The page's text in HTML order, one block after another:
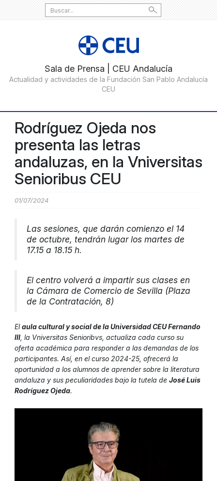
Search
for:
Rodríguez Ojeda nos
presenta las letras
andaluzas, en la Vniversitas
Senioribus CEU
01/07/2024
Las sesiones, que darán comienzo el 14
de octubre, tendrán lugar los martes de
17.15 a 18.15 h.
El centro volverá a impartir sus clases en
la Cámara de Comercio de Sevilla (Plaza
de la Contratación, 8)
Elaula cultural y social de la Universidad CEU Fernando
III , la Vniversitas Senioribvs, actualiza cada curso su
oferta académica para responder a las demandas de los
participantes. Así, en el curso 2024-25, ofrecerá la
oportunidad a los alumnos de aprender sobre la literatura
andaluza y sus peculiaridades bajo la tutela de José Luis
Rodríguez Ojeda.